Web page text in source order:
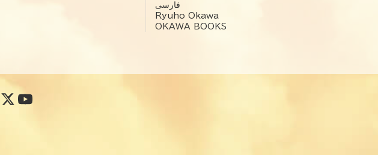
فارسی
Ryuho Okawa
OKAWA BOOKS